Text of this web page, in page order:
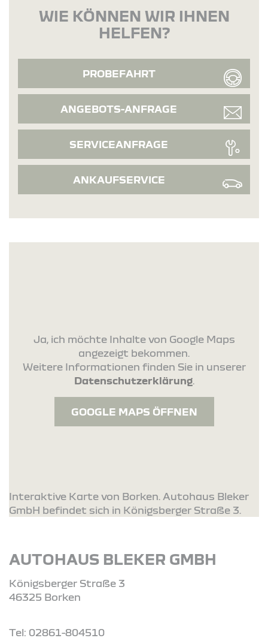
WIE KÖNNEN WIR IHNEN
HELFEN?
PROBEFAHRT
ANGEBOTS-ANFRAGE
SERVICEANFRAGE
ANKAUFSERVICE
Ja, ich möchte Inhalte von Google Maps
angezeigt bekommen.
Weitere Informationen finden Sie in unserer
Datenschutzerklärung.
GOOGLE MAPS ÖFFNEN
Interaktive Karte von Borken. Autohaus Bleker
GmbH befindet sich in Königsberger Straße 3.
AUTOHAUS BLEKER GMBH
Königsberger Straße 3
46325 Borken
Tel: 02861-804510